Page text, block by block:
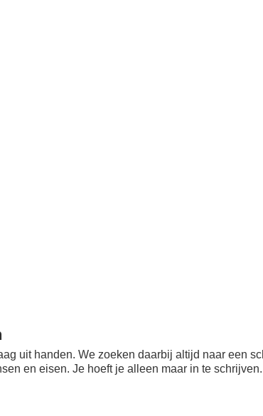
uit handen. We zoeken daarbij altijd naar een
en eisen. Je hoeft je alleen maar in te